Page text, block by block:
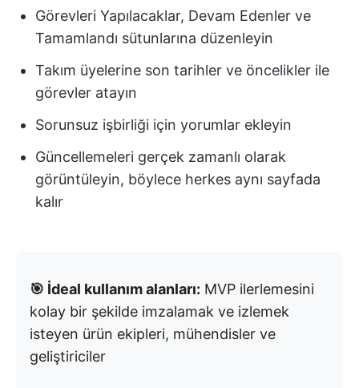
Görevleri Yapılacaklar, Devam Edenler ve
Tamamlandı sütunlarına düzenleyin
Takım üyelerine son tarihler ve öncelikler ile
görevler atayın
Sorunsuz işbirliği için yorumlar ekleyin
Güncellemeleri gerçek zamanlı olarak
görüntüleyin, böylece herkes aynı sayfada
kalır
🎯 İdeal kullanım alanları: MVP ilerlemesini
kolay bir şekilde imzalamak ve izlemek
isteyen ürün ekipleri, mühendisler ve
geliştiriciler